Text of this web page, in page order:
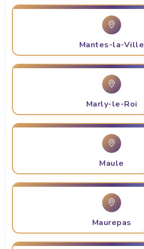
Mantes-la-Ville
Marly-le-Roi
Maule
Maurepas